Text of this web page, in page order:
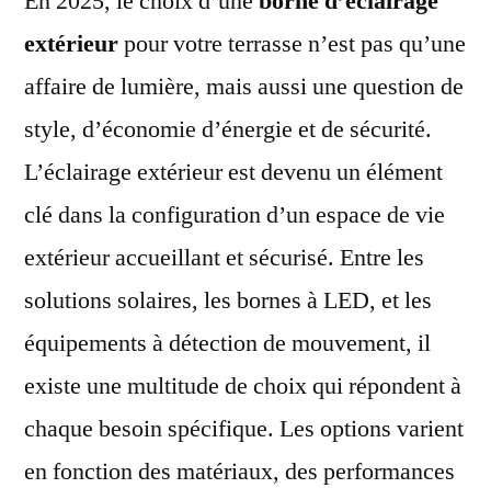
extérieurpour votre terrasse n’est pas qu’une
affaire de lumière, mais aussi une question de
style, d’économie d’énergie et de sécurité.
L’éclairage extérieur est devenu un élément
clé dans la configuration d’un espace de vie
extérieur accueillant et sécurisé. Entre les
solutions solaires, les bornes à LED, et les
équipements à détection de mouvement, il
existe une multitude de choix qui répondent à
chaque besoin spécifique. Les options varient
en fonction des matériaux, des performances